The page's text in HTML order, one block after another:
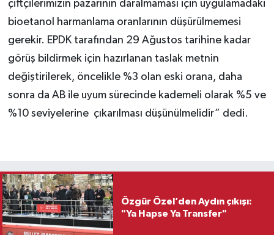
çiftçilerimizin pazarının daralmaması için uygulamadaki
bioetanol harmanlama oranlarının düşürülmemesi
gerekir. EPDK tarafından 29 Ağustos tarihine kadar
görüş bildirmek için hazırlanan taslak metnin
değiştirilerek, öncelikle %3 olan eski orana, daha
sonra da AB ile uyum sürecinde kademeli olarak %5 ve
%10 seviyelerine çıkarılması düşünülmelidir” dedi.
Özgür Özel’den Aydın çıkışı:
"Ya Hapse Ya Transfer"